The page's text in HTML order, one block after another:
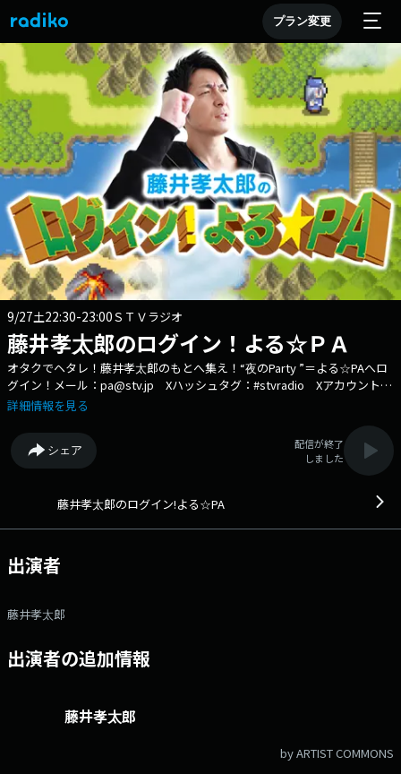
プラン変更
9/27土22:30-23:00ＳＴＶラジオ
藤井孝太郎のログイン！よる☆ＰＡ
オタクでヘタレ！藤井孝太郎のもとへ集え！“夜のParty ”＝よる☆PAへロ
グイン！メール：pa@stv.jp Xハッシュタグ：#stvradio Xアカウント：
@stvradio
詳細情報を見る
シェア
配信が終了
しました
藤井孝太郎のログイン!よる☆PA
出演者
藤井孝太郎
出演者の追加情報
藤井孝太郎
by ARTIST COMMONS